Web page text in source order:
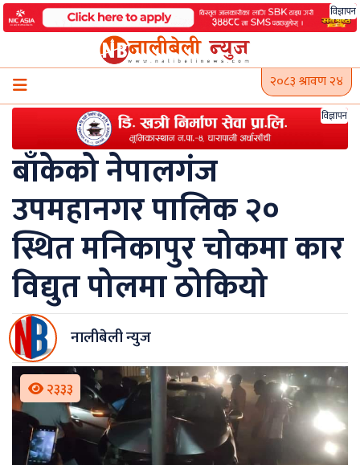
Skip
to
विज्ञापन
२०८३ श्रावण २४
विज्ञापन
बाँकेको नेपालगंज
उपमहानगर पालिक २०
स्थित मनिकापुर चोकमा कार
विद्युत पोलमा ठोकियो
नालीबेली न्युज
२३३३